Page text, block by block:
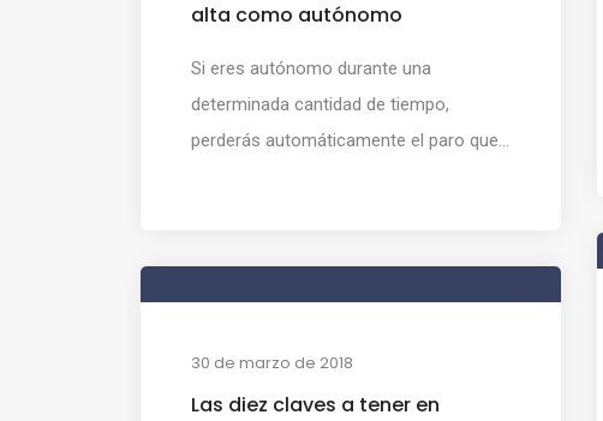
alta como autónomo
Si eres autónomo durante una
determinada cantidad de tiempo,
perderás automáticamente el paro que...
30 de marzo de 2018
Las diez claves a tener en